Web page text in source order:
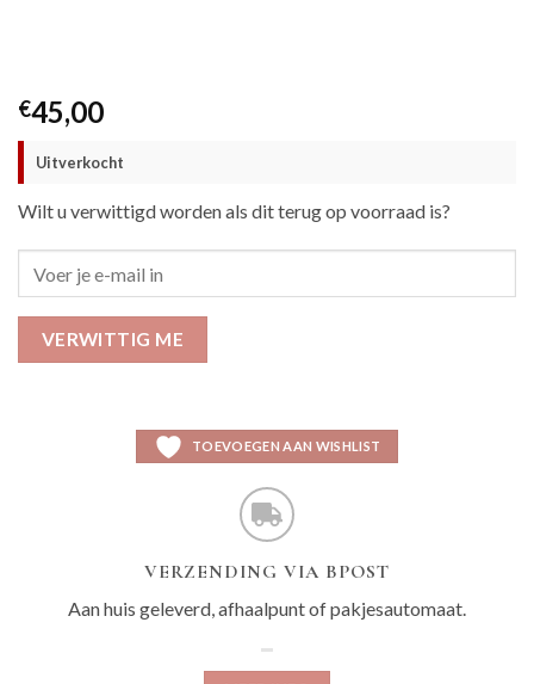
€45,00
Uitverkocht
Wilt u verwittigd worden als dit terug op voorraad is?
VERWITTIG ME
TOEVOEGEN AAN WISHLIST
VERZENDING VIA BPOST
Aan huis geleverd, afhaalpunt of pakjesautomaat.